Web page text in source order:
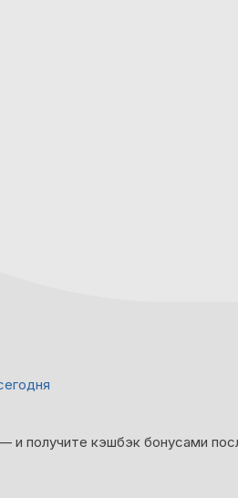
и получите кэшбэк бонусами